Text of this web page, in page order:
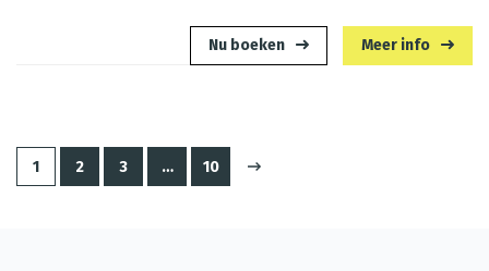
Nu boeken Meer info
1 2 3 … 10